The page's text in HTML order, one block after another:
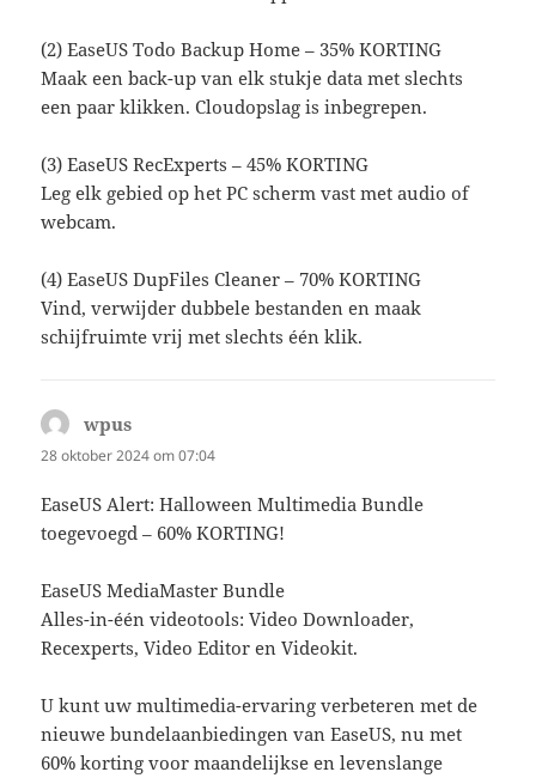
(2) EaseUS Todo Backup Home – 35% KORTING
Maak een back-up van elk stukje data met slechts
een paar klikken. Cloudopslag is inbegrepen.
(3) EaseUS RecExperts – 45% KORTING
Leg elk gebied op het PC scherm vast met audio of
webcam.
(4) EaseUS DupFiles Cleaner – 70% KORTING
Vind, verwijder dubbele bestanden en maak
schijfruimte vrij met slechts één klik.
wpus
28 oktober 2024 om 07:04
EaseUS Alert: Halloween Multimedia Bundle
toegevoegd – 60% KORTING!
EaseUS MediaMaster Bundle
Alles-in-één videotools: Video Downloader,
Recexperts, Video Editor en Videokit.
U kunt uw multimedia-ervaring verbeteren met de
nieuwe bundelaanbiedingen van EaseUS, nu met
60% korting voor maandelijkse en levenslange